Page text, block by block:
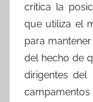
critica la
que utiliza el
para
del hecho de
dirigentes